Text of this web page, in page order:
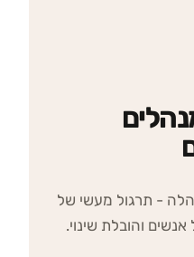
- תרגול מעשי של
והובלת שינוי.